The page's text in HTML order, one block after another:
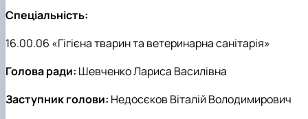
Спеціальність:
16.00.06 «Гігієна тварин та ветеринарна санітарія»
Голова ради: Шевченко Лариса Василівна
Заступник голови: Недосєков Віталій Володимирович